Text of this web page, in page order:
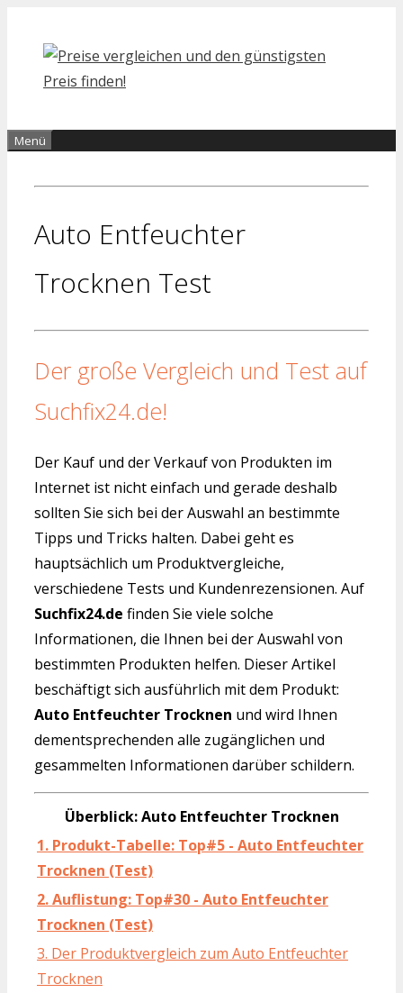
Inhalt
springen
Menü
Auto Entfeuchter
Trocknen Test
Der große Vergleich und Test auf
Suchfix24.de!
Der Kauf und der Verkauf von Produkten im
Internet ist nicht einfach und gerade deshalb
sollten Sie sich bei der Auswahl an bestimmte
Tipps und Tricks halten. Dabei geht es
hauptsächlich um Produktvergleiche,
verschiedene Tests und Kundenrezensionen. Auf
Suchfix24.de finden Sie viele solche
Informationen, die Ihnen bei der Auswahl von
bestimmten Produkten helfen. Dieser Artikel
beschäftigt sich ausführlich mit dem Produkt:
Auto Entfeuchter Trocknen und wird Ihnen
dementsprechenden alle zugänglichen und
gesammelten Informationen darüber schildern.
Überblick: Auto Entfeuchter Trocknen
1. Produkt-Tabelle: Top#5 - Auto Entfeuchter
Trocknen (Test)
2. Auflistung: Top#30 - Auto Entfeuchter
Trocknen (Test)
3. Der Produktvergleich zum Auto Entfeuchter
Trocknen